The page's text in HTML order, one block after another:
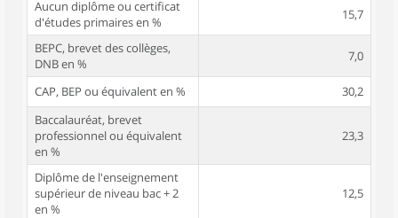
Aucun diplôme ou certificat
d'études primaires en %
15,7
BEPC, brevet des collèges,
DNB en %
7,0
CAP, BEP ou équivalent en %
30,2
Baccalauréat, brevet
professionnel ou équivalent
en %
23,3
Diplôme de l'enseignement
supérieur de niveau bac + 2
en %
12,5